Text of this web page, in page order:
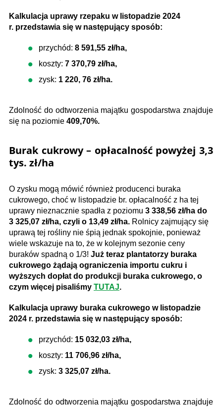
Kalkulacja uprawy rzepaku w listopadzie 2024
r. przedstawia się w następujący sposób:
przychód: 8 591,55 zł/ha,
koszty: 7 370,79 zł/ha,
zysk: 1 220, 76 zł/ha.
Zdolność do odtworzenia majątku gospodarstwa znajduje
się na poziomie 409,70%.
Burak cukrowy – opłacalność powyżej 3,3
tys. zł/ha
O zysku mogą mówić również producenci buraka
cukrowego, choć w listopadzie br. opłacalność z ha tej
uprawy nieznacznie spadła z poziomu 3 338,56 zł/ha do
3 325,07 zł/ha, czyli o 13,49 zł/ha. Rolnicy zajmujący się
uprawą tej rośliny nie śpią jednak spokojnie, ponieważ
wiele wskazuje na to, że w kolejnym sezonie ceny
buraków spadną o 1/3! Już teraz plantatorzy buraka
cukrowego żądają ograniczenia importu cukru i
wyższych dopłat do produkcji buraka cukrowego, o
czym więcej pisaliśmy TUTAJ.
Kalkulacja uprawy buraka cukrowego w listopadzie
2024 r. przedstawia się w następujący sposób:
przychód: 15 032,03 zł/ha,
koszty: 11 706,96 zł/ha,
zysk: 3 325,07 zł/ha.
Zdolność do odtworzenia majątku gospodarstwa znajduje